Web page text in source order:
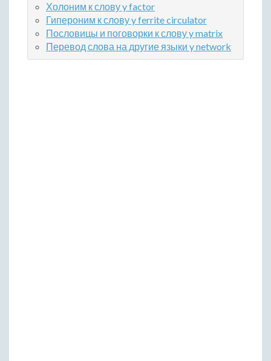
Холоним к слову y factor
Гипероним к слову y ferrite circulator
Пословицы и поговорки к слову y matrix
Перевод слова на другие языки y network